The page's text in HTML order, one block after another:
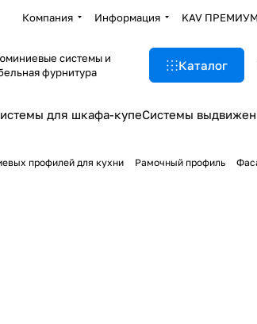
Компания Информация KAV ПРЕМИУМ
системы и
фурнитура
Каталог
для шкафа-купеСистемы
профилей для кухни Рамочный профиль